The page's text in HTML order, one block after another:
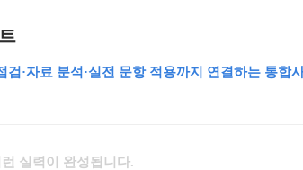
검·자료 분석·실전 문항 적용까지 연결하는 통합
실력이 완성됩니다.